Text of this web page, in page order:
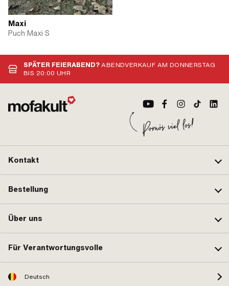
Maxi
Puch Maxi S
SPÄTER FEIERABEND?ABENDVERKAUF AM DONNERSTAG
BIS 20:00 UHR
Kontakt
Bestellung
Über uns
Für Verantwortungsvolle
Deutsch